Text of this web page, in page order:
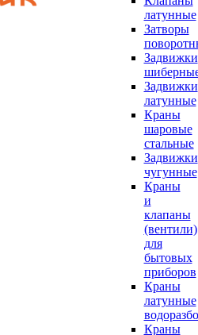
латунные
Затворы
Задвижки
Задвижки
латунные
Краны
шаровые
стальные
Задвижки
чугунные
Краны
и
клапаны
(вентили)
для
бытовых
приборов
Краны
латунные
Краны